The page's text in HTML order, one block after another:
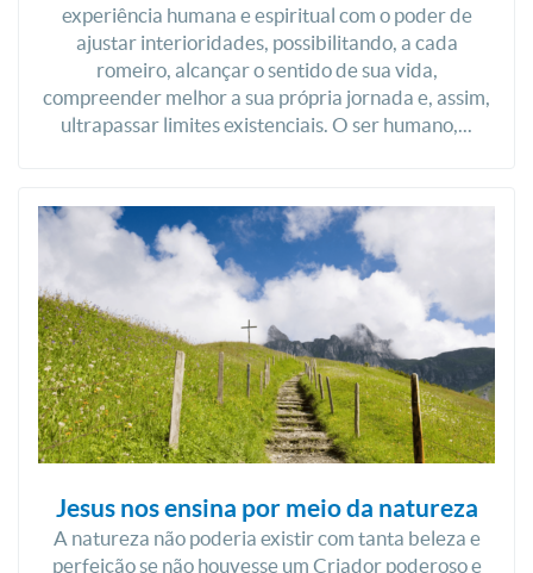
experiência humana e espiritual com o poder de
ajustar interioridades, possibilitando, a cada
romeiro, alcançar o sentido de sua vida,
compreender melhor a sua própria jornada e, assim,
ultrapassar limites existenciais. O ser humano,...
Jesus nos ensina por meio da natureza
A natureza não poderia existir com tanta beleza e
perfeição se não houvesse um Criador poderoso e